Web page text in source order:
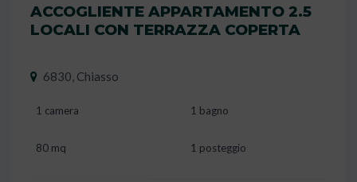
ACCOGLIENTE APPARTAMENTO 2.5
LOCALI CON TERRAZZA COPERTA
6830, Chiasso
1 camera 1 bagno
80 mq 1 posteggio